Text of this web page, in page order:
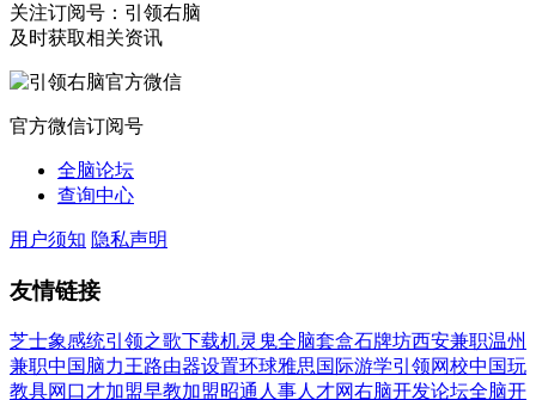
关注订阅号：引领右脑
及时获取相关资讯
官方微信订阅号
全脑论坛
查询中心
用户须知 隐私声明
友情链接
芝士象感统引领之歌下载机灵鬼全脑套盒石牌坊西安兼职温州
兼职中国脑力王路由器设置环球雅思国际游学引领网校中国玩
教具网 口才加盟早教加盟昭通人事人才网右脑开发论坛全脑开